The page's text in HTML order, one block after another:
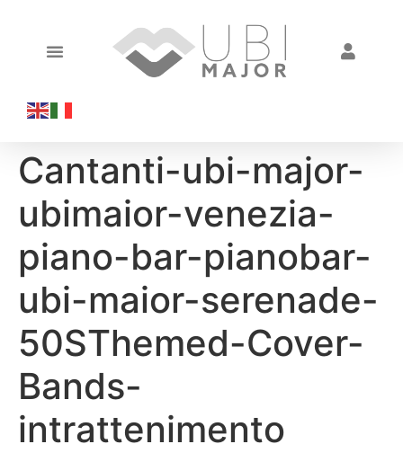
Cantanti-ubi-major-
ubimaior-venezia-
piano-bar-pianobar-
ubi-maior-serenade-
50SThemed-Cover-
Bands-
intrattenimento